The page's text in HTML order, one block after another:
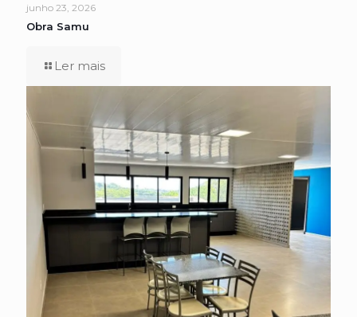
junho 23, 2026
Obra Samu
Ler mais